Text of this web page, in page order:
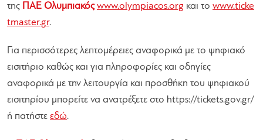
της ΠΑΕ Ολυμπιακός www.olympiacos.org και το www.ticke
tmaster.gr.
Για περισσότερες λεπτομέρειες αναφορικά με το ψηφιακό
εισιτήριο καθώς και για πληροφορίες και οδηγίες
αναφορικά με την λειτουργία και προσθήκη του ψηφιακού
εισιτηρίου μπορείτε να ανατρέξετε στο https://tickets.gov.gr/
ή πατήστε εδώ.